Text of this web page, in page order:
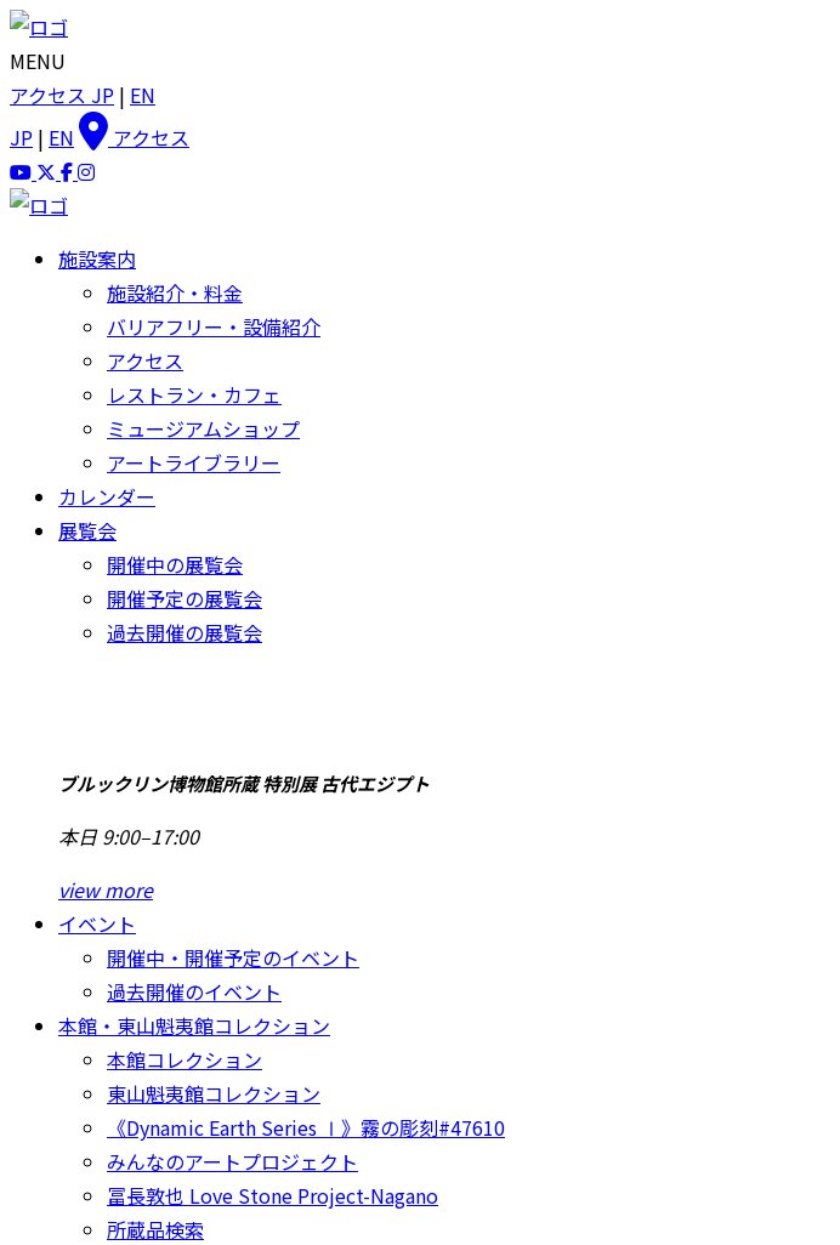
MENU
アクセス JP | EN
JP | EN アクセス
施設案内
施設紹介・料金
バリアフリー・設備紹介
アクセス
レストラン・カフェ
ミュージアムショップ
アートライブラリー
カレンダー
展覧会
開催中の展覧会
開催予定の展覧会
過去開催の展覧会
ブルックリン博物館所蔵 特別展 古代エジプト
本日 9:00–17:00
view more
イベント
開催中・開催予定のイベント
過去開催のイベント
本館・東山魁夷館コレクション
本館コレクション
東山魁夷館コレクション
《Dynamic Earth Series Ⅰ》霧の彫刻#47610
みんなのアートプロジェクト
冨長敦也 Love Stone Project-Nagano
所蔵品検索